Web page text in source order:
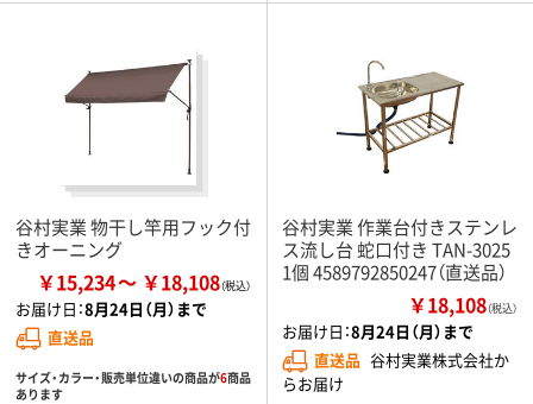
谷村実業 物干し竿用フック付
きオーニング
￥15,234 ￥18,108
お届け日：8月24日（月）まで
直送品
サイズ・カラー・販売単位違いの商品が6商品
あります
谷村実業 作業台付きステンレ
ス流し台 蛇口付き TAN-3025
1個 4589792850247（直送品）
￥18,108（税込）
お届け日：8月24日（月）まで
直送品 谷村実業株式会社か
らお届け